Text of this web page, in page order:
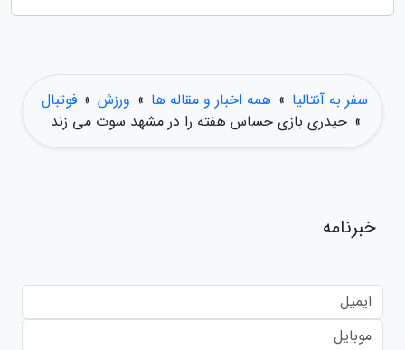
سفر به آنتالیا » همه اخبار و مقاله ها » ورزش » فوتبال
» حیدری بازی حساس هفته را در مشهد سوت می زند
خبرنامه